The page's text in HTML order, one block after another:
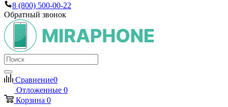
8 (800) 500-00-22
Обратный звонок
Сравнение0
Отложенные 0
Корзина 0